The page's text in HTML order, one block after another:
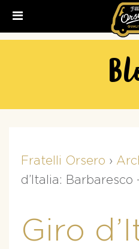
Fratelli Orsero ›
d’Italia: Barbaresco
Giro